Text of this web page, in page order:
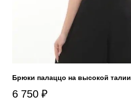
Брюки палаццо на высокой талии
6 750 ₽